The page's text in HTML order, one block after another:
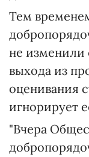
Тем
не изменили
выхода из
оценивания
игнорирует
"Вчера